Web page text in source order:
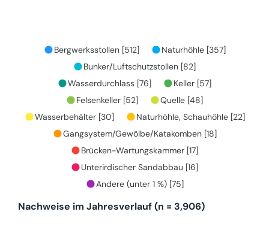
Bergwerksstollen [512]
Naturhöhle [357]
Bunker/Luftschutzstollen [82]
Wasserdurchlass [76]
Keller [57]
Felsenkeller [52]
Quelle [48]
Wasserbehälter [30]
Naturhöhle, Schauhöhle [22]
Gangsystem/Gewölbe/Katakomben [18]
Brücken-Wartungskammer [17]
Unterirdischer Sandabbau [16]
Andere (unter 1 %) [75]
Nachweise im Jahresverlauf (n = 3,906)